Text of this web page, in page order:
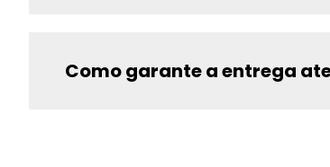
Como garante a entrega